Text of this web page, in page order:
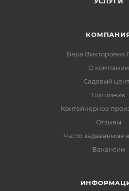
Вера Викторовна
О компании
Садовый
Питомник
Контейнерное
Отзывы
Часто задаваемые
Вакансии